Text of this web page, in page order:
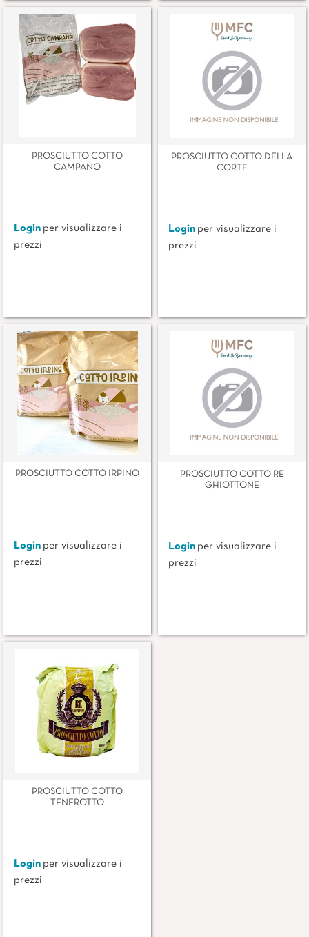
PROSCIUTTO COTTO
CAMPANO
Login per visualizzare i
prezzi
PROSCIUTTO COTTO DELLA
CORTE
Login per visualizzare i
prezzi
PROSCIUTTO COTTO IRPINO
Login per visualizzare i
prezzi
PROSCIUTTO COTTO RE
GHIOTTONE
Login per visualizzare i
prezzi
PROSCIUTTO COTTO
TENEROTTO
Login per visualizzare i
prezzi